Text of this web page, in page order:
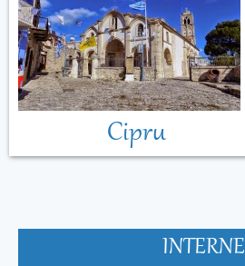
Cipru
INTERNE